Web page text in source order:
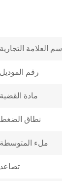
اسم العلامة
رقم
مادة
نطاق
ملء